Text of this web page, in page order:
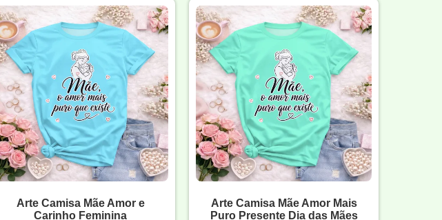
Arte Camisa Mãe Amor e
Carinho Feminina
Arte Camisa Mãe Amor Mais
Puro Presente Dia das Mães